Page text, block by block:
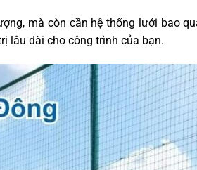
mà còn cần hệ thống lưới bao
lâu dài cho công trình của bạn.